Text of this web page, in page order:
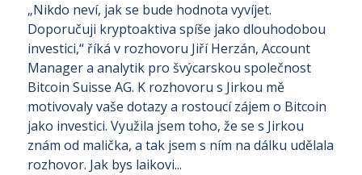
„Nikdo neví, jak se bude hodnota vyvíjet.
Doporučuji kryptoaktiva spíše jako dlouhodobou
investici,“ říká v rozhovoru Jiří Herzán, Account
Manager a analytik pro švýcarskou společnost
Bitcoin Suisse AG. K rozhovoru s Jirkou mě
motivovaly vaše dotazy a rostoucí zájem o Bitcoin
jako investici. Využila jsem toho, že se s Jirkou
znám od malička, a tak jsem s ním na dálku udělala
rozhovor. Jak bys laikovi...